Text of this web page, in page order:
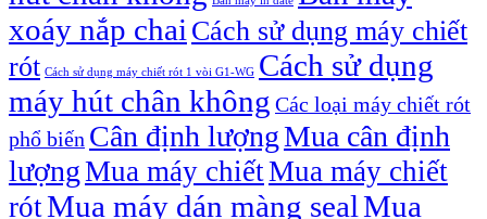
xoáy nắp chai Cách sử dụng máy chiết
rót Cách sử dụng máy chiết rót 1 vòi G1-WG Cách sử dụng
máy hút chân không Các loại máy chiết rót
phổ biến Cân định lượngMua cân định
lượngMua máy chiếtMua máy chiết
rótMua máy dán màng sealMua